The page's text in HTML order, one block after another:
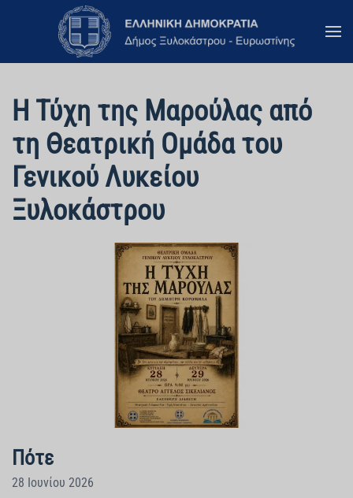
Skip to main content
Η Τύχη της Μαρούλας από
τη Θεατρική Ομάδα του
Γενικού Λυκείου
Ξυλοκάστρου
Πότε
28 Ιουνίου 2026